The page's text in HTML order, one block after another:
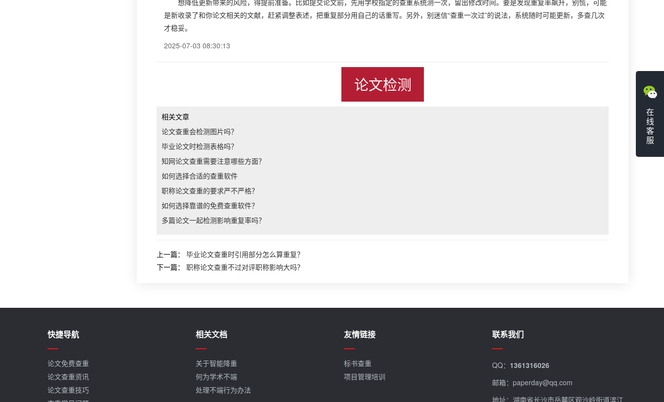
想降低更新带来的风险，得提前准备。比如提交论文前，先用学校指定的查重系统测一次，留出修改时间。要是发现重复率飙升，别慌，可能
是新收录了和你论文相关的文献，赶紧调整表述，把重复部分用自己的话重写。另外，别迷信“查重一次过”的说法，系统随时可能更新，多查几次
才稳妥。
2025-07-03 08:30:13
论文检测
相关文章
论文查重会检测图片吗？
毕业论文时检测表格吗？
知网论文查重需要注意哪些方面？
如何选择合适的查重软件
职称论文查重的要求严不严格？
如何选择靠谱的免费查重软件？
多篇论文一起检测影响重复率吗？
上一篇： 毕业论文查重时引用部分怎么算重复？
下一篇： 职称论文查重不过对评职称影响大吗？
在
线
客
服
快捷导航
论文免费查重
论文查重资讯
论文查重技巧
相关文档
关于智能降重
何为学术不端
处理不端行为办法
友情链接
标书查重
项目管理培训
联系我们
QQ： 1361316026
邮箱：paperday@qq.com
地址：湖南省长沙市岳麓区观沙岭街道滨江